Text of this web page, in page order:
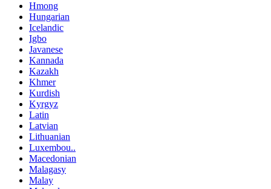
Hmong
Hungarian
Icelandic
Igbo
Javanese
Kannada
Kazakh
Khmer
Kurdish
Kyrgyz
Latin
Latvian
Lithuanian
Luxembou..
Macedonian
Malagasy
Malay